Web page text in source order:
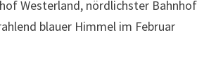
Westerland, nördlichster Bahnhof
blauer Himmel im Februar